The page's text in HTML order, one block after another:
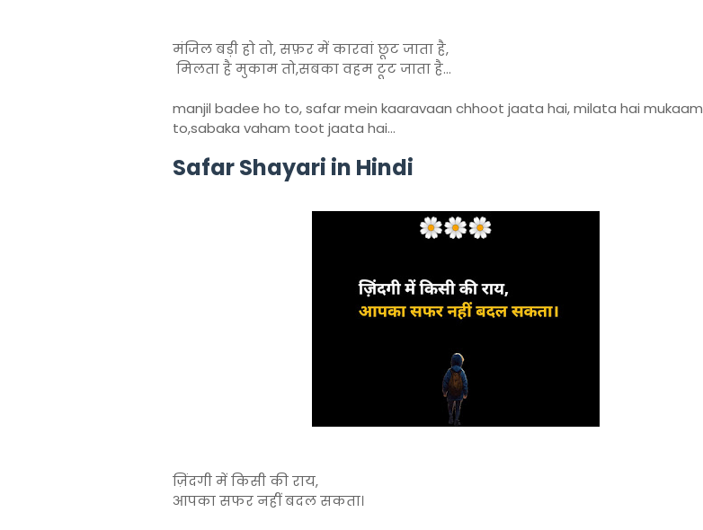
मंजिल बड़ी हो तो, सफ़र में कारवां छूट जाता है,
मिलता है मुकाम तो,सबका वहम टूट जाता है…
manjil badee ho to, safar mein kaaravaan chhoot jaata hai, milata hai mukaam
to,sabaka vaham toot jaata hai…
Safar Shayari in Hindi
ज़िंदगी में किसी की राय,
आपका सफर नहीं बदल सकता।